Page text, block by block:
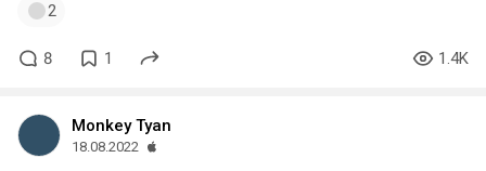
2
8 1 1.4K
Monkey Tyan
18.08.2022